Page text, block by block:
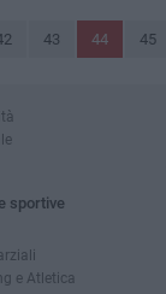
43 44 45
sportive
e Atletica